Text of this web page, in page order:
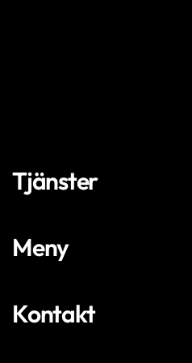
Tjänster
Meny
Kontakt